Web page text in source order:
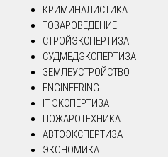
КРИМИНАЛИСТИКА
ТОВАРОВЕДЕНИЕ
СТРОЙЭКСПЕРТИЗА
СУДМЕДЭКСПЕРТИЗА
ЗЕМЛЕУСТРОЙСТВО
ENGINEERING
IT ЭКСПЕРТИЗА
ПОЖАРОТЕХНИКА
АВТОЭКСПЕРТИЗА
ЭКОНОМИКА